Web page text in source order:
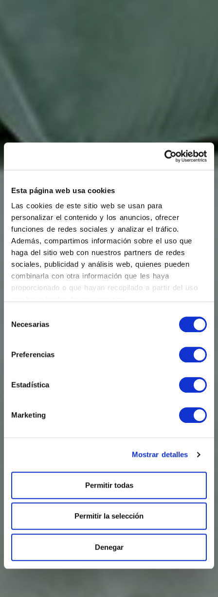
Esta página web usa cookies
Las cookies de este sitio web se usan para
personalizar el contenido y los anuncios, ofrecer
funciones de redes sociales y analizar el tráfico.
Además, compartimos información sobre el uso que
haga del sitio web con nuestros partners de redes
sociales, publicidad y análisis web, quienes pueden
combinarla con otra información que les haya
proporcionado o que hayan recopilado a partir del uso
Necesarias
Preferencias
Estadística
Marketing
Mostrar detalles
Permitir todas
Permitir la selección
Denegar